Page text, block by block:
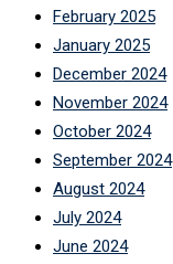
February 2025
January 2025
December 2024
November 2024
October 2024
September 2024
August 2024
July 2024
June 2024